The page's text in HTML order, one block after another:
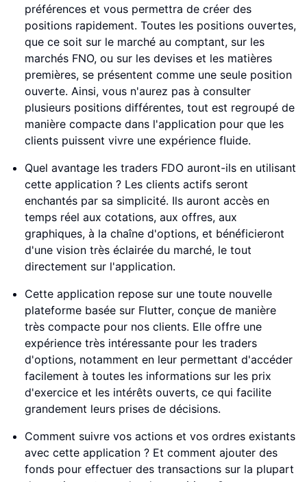
préférences et vous permettra de créer des
positions rapidement. Toutes les positions ouvertes,
que ce soit sur le marché au comptant, sur les
marchés FNO, ou sur les devises et les matières
premières, se présentent comme une seule position
ouverte. Ainsi, vous n'aurez pas à consulter
plusieurs positions différentes, tout est regroupé de
manière compacte dans l'application pour que les
clients puissent vivre une expérience fluide.
Quel avantage les traders FDO auront-ils en utilisant
cette application ? Les clients actifs seront
enchantés par sa simplicité. Ils auront accès en
temps réel aux cotations, aux offres, aux
graphiques, à la chaîne d'options, et bénéficieront
d'une vision très éclairée du marché, le tout
directement sur l'application.
Cette application repose sur une toute nouvelle
plateforme basée sur Flutter, conçue de manière
très compacte pour nos clients. Elle offre une
expérience très intéressante pour les traders
d'options, notamment en leur permettant d'accéder
facilement à toutes les informations sur les prix
d'exercice et les intérêts ouverts, ce qui facilite
grandement leurs prises de décisions.
Comment suivre vos actions et vos ordres existants
avec cette application ? Et comment ajouter des
fonds pour effectuer des transactions sur la plupart